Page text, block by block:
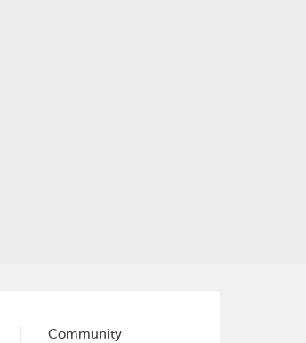
Community